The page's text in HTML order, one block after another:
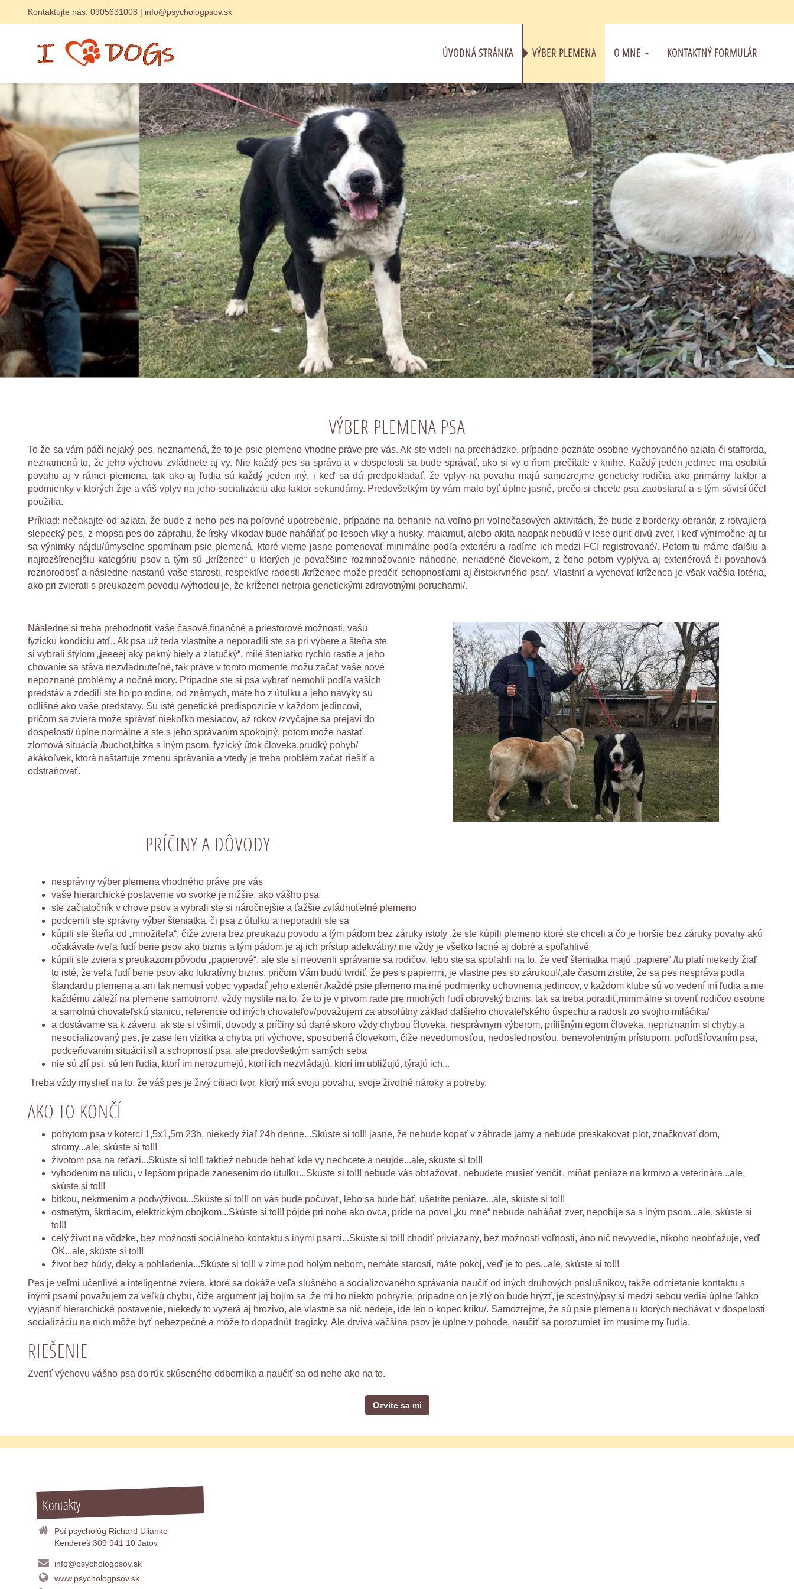
Kontaktujte nás: 0905631008 | info@psychologpsov.sk
ÚVODNÁ STRÁNKA VÝBER PLEMENA O MNE KONTAKTNÝ FORMULÁR
VÝBER PLEMENA PSA
To že sa vám páči nejaký pes, neznamená, že to je psie plemeno vhodne práve pre vás. Ak ste videli na prechádzke, prípadne poznáte osobne vychovaného aziata či stafforda,
neznamená to, že jeho výchovu zvládnete aj vy. Nie každý pes sa správa a v dospelosti sa bude správať, ako si vy o ňom prečítate v knihe. Každý jeden jedinec ma osobitú
povahu aj v rámci plemena, tak ako aj ľudia sú každý jeden iný, i keď sa dá predpokladať, že vplyv na povahu majú samozrejme geneticky rodičia ako primárny faktor a
podmienky v ktorých žije a váš vplyv na jeho socializáciu ako faktor sekundárny. Predovšetkým by vám malo byť úplne jasné, prečo si chcete psa zaobstarať a s tým súvisí účel
použitia.
Príklad: nečakajte od aziata, že bude z neho pes na poľovné upotrebenie, prípadne na behanie na voľno pri voľnočasových aktivitách, že bude z borderky obranár, z rotvajlera
slepecký pes, z mopsa pes do záprahu, že írsky vlkodav bude naháňať po lesoch vlky a husky, malamut, alebo akita naopak nebudú v lese duriť divú zver, i keď výnimočne aj tu
sa výnimky nájdu/úmyselne spomínam psie plemená, ktoré vieme jasne pomenovať minimálne podľa exteriéru a radíme ich medzi FCI registrované/. Potom tu máme ďalšiu a
najrozšírenejšiu kategóriu psov a tým sú „krížence“ u ktorých je povačšine rozmnožovanie náhodne, neriadené človekom, z čoho potom vyplýva aj exteriérová či povahová
roznorodosť a následne nastanú vaše starosti, respektíve radosti /kríženec može predčiť schopnosťami aj čistokrvného psa/. Vlastniť a vychovať kríženca je však vačšia lotéria,
ako pri zvierati s preukazom povodu /výhodou je, že kríženci netrpia genetickými zdravotnými poruchami/.
Následne si treba prehodnotiť vaše časové,finančné a priestorové možnosti, vašu
fyzickú kondíciu atď.. Ak psa už teda vlastníte a neporadili ste sa pri výbere a šteňa ste
si vybrali štýlom „jeeeej aký pekný biely a zlatučký“, milé šteniatko rýchlo rastie a jeho
chovanie sa stáva nezvládnuteľné, tak práve v tomto momente možu začať vaše nové
nepoznané problémy a nočné mory. Prípadne ste si psa vybrať nemohli podľa vašich
predstáv a zdedili ste ho po rodine, od známych, máte ho z útulku a jeho návyky sú
odlišné ako vaše predstavy. Sú isté genetické predispozície v každom jedincovi,
pričom sa zviera može správať niekoľko mesiacov, až rokov /zvyčajne sa prejaví do
dospelosti/ úplne normálne a ste s jeho správaním spokojný, potom može nastať
zlomová situácia /buchot,bitka s iným psom, fyzický útok človeka,prudký pohyb/
akákoľvek, ktorá naštartuje zmenu správania a vtedy je treba problém začať riešiť a
odstraňovať.
PRÍČINY A DÔVODY
nesprávny výber plemena vhodného práve pre vás
vaše hierarchické postavenie vo svorke je nižšie, ako vášho psa
ste začiatočník v chove psov a vybrali ste si náročnejšie a ťažšie zvládnuťelné plemeno
podcenili ste správny výber šteniatka, či psa z útulku a neporadili ste sa
kúpili ste šteňa od „množiteľa“, čiže zviera bez preukazu povodu a tým pádom bez záruky istoty ,že ste kúpili plemeno ktoré ste chceli a čo je horšie bez záruky povahy akú
očakávate /veľa ľudí berie psov ako biznis a tým pádom je aj ich prístup adekvátny/,nie vždy je všetko lacné aj dobré a spoľahlivé
kúpili ste zviera s preukazom pôvodu „papierové“, ale ste si neoverili správanie sa rodičov, lebo ste sa spoľahli na to, že veď šteniatka majú „papiere“ /tu platí niekedy žiaľ
to isté, že veľa ľudí berie psov ako lukratívny biznis, pričom Vám budú tvrdiť, že pes s papiermi, je vlastne pes so zárukou!/,ale časom zistíte, že sa pes nespráva podla
štandardu plemena a ani tak nemusí vobec vypadať jeho exteriér /každé psie plemeno ma iné podmienky uchovnenia jedincov, v každom klube sú vo vedení iní ľudia a nie
každému záleží na plemene samotnom/, vždy myslite na to, že to je v prvom rade pre mnohých ľudí obrovský biznis, tak sa treba poradiť,minimálne si overiť rodičov osobne
a samotnú chovateľskú stanicu, referencie od iných chovateľov/považujem za absolútny základ dalšieho chovateľského úspechu a radosti zo svojho miláčika/
a dostávame sa k záveru, ak ste si všimli, dovody a príčiny sú dané skoro vždy chybou človeka, nesprávnym výberom, prílišným egom človeka, nepriznaním si chyby a
nesocializovaný pes, je zase len vizitka a chyba pri výchove, sposobená človekom, čiže nevedomosťou, nedoslednosťou, benevolentným prístupom, poľudšťovaním psa,
podceňovaním situácií,síl a schopností psa, ale predovšetkým samých seba
nie sú zlí psi, sú len ľudia, ktorí im nerozumejú, ktorí ich nezvládajú, ktorí im ubližujú, týrajú ich...
Treba vždy myslieť na to, že váš pes je živý cítiaci tvor, ktorý má svoju povahu, svoje životné nároky a potreby.
AKO TO KONČÍ
pobytom psa v koterci 1,5x1,5m 23h, niekedy žiaľ 24h denne...Skúste si to!!! jasne, že nebude kopať v záhrade jamy a nebude preskakovať plot, značkovať dom,
stromy...ale, skúste si to!!!
životom psa na reťazi...Skúste si to!!! taktiež nebude behať kde vy nechcete a neujde...ale, skúste si to!!!
vyhodením na ulicu, v lepšom prípade zanesením do útulku...Skúste si to!!! nebude vás obťažovať, nebudete musieť venčiť, míňať peniaze na krmivo a veterinára...ale,
skúste si to!!!
bitkou, nekŕmením a podvýživou...Skúste si to!!! on vás bude počúvať, lebo sa bude báť, ušetríte peniaze...ale, skúste si to!!!
ostnatým, škrtiacim, elektrickým obojkom...Skúste si to!!! pôjde pri nohe ako ovca, príde na povel „ku mne“ nebude naháňať zver, nepobije sa s iným psom...ale, skúste si
to!!!
celý život na vôdzke, bez možnosti sociálneho kontaktu s inými psami...Skúste si to!!! chodiť priviazaný, bez možnosti voľnosti, áno nič nevyvedie, nikoho neobťažuje, veď
OK...ale, skúste si to!!!
život bez búdy, deky a pohladenia...Skúste si to!!! v zime pod holým nebom, nemáte starosti, máte pokoj, veď je to pes...ale, skúste si to!!!
Pes je veľmi učenlivé a inteligentné zviera, ktoré sa dokáže veľa slušného a socializovaného správania naučiť od iných druhových príslušníkov, takže odmietanie kontaktu s
inými psami považujem za veľkú chybu, čiže argument jaj bojím sa ,že mi ho niekto pohryzie, pripadne on je zlý on bude hrýzť, je scestný/psy si medzi sebou vedia úplne ľahko
vyjasniť hierarchické postavenie, niekedy to vyzerá aj hrozivo, ale vlastne sa nič nedeje, ide len o kopec kriku/. Samozrejme, že sú psie plemena u ktorých nechávať v dospelosti
socializáciu na nich môže byť nebezpečné a môže to dopadnúť tragicky. Ale drvivá väčšina psov je úplne v pohode, naučiť sa porozumieť im musíme my ľudia.
RIEŠENIE
Zveriť výchovu vášho psa do rúk skúseného odborníka a naučiť sa od neho ako na to.
Ozvite sa mi
Kontakty
Psí psychológ Richard Ulianko
Kendereš 309 941 10 Jatov
info@psychologpsov.sk
www.psychologpsov.sk